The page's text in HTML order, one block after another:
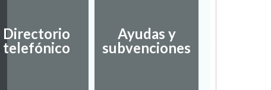
Directorio
telefónico
Ayudas y
subvenciones